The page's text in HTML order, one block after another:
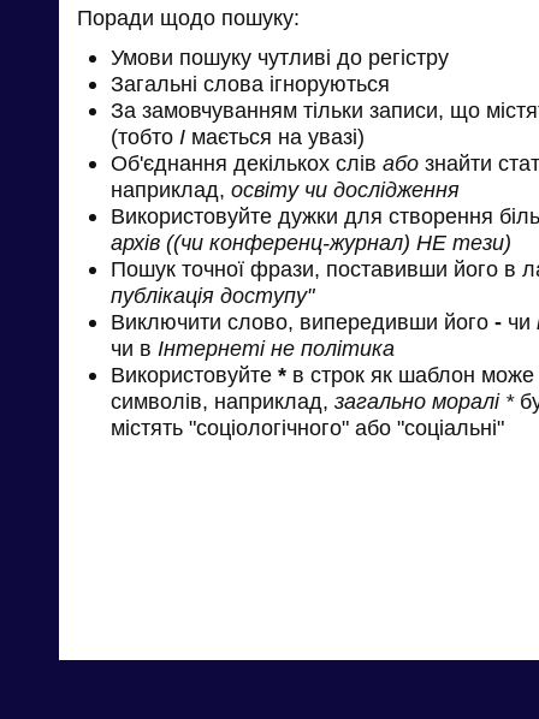
Поради щодо пошуку:
Умови пошуку чутливі до регістру
Загальні слова ігноруються
За замовчуванням тільки записи, що
(тобто І мається на увазі)
Об'єднання декількох слів або знайти
наприклад, освіту чи дослідження
Використовуйте дужки для створення
архів ((чи конференц-журнал) НЕ тези)
Пошук точної фрази, поставивши його в
публікація доступу"
Виключити слово, випередивши його - чи
чи в Інтернеті не політика
Використовуйте * в строк як шаблон може
символів, наприклад, загально моралі *
містять "соціологічного" або "соціальні"